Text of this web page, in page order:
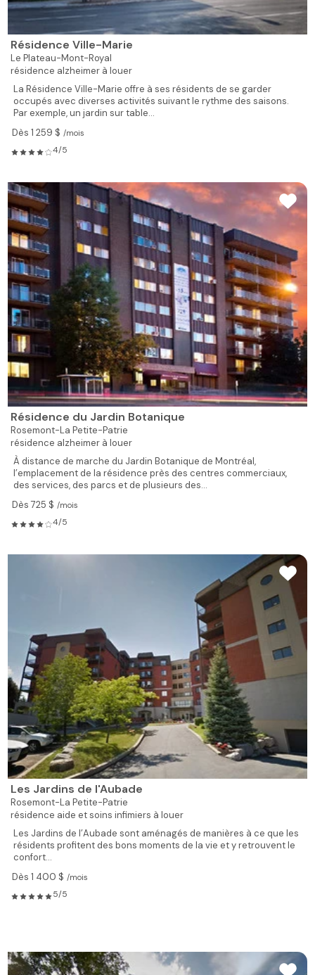
Résidence Ville-Marie
Le Plateau-Mont-Royal
résidence alzheimer à louer
La Résidence Ville-Marie offre à ses résidents de se garder
occupés avec diverses activités suivant le rythme des saisons.
Par exemple, un jardin sur table...
Dès 1 259 $ /mois
4/5
Résidence du Jardin Botanique
Rosemont-La Petite-Patrie
résidence alzheimer à louer
À distance de marche du Jardin Botanique de Montréal,
l’emplacement de la résidence près des centres commerciaux,
des services, des parcs et de plusieurs des...
Dès 725 $ /mois
4/5
Les Jardins de l'Aubade
Rosemont-La Petite-Patrie
résidence aide et soins infimiers à louer
Les Jardins de l’Aubade sont aménagés de manières à ce que les
résidents profitent des bons moments de la vie et y retrouvent le
confort...
Dès 1 400 $ /mois
5/5